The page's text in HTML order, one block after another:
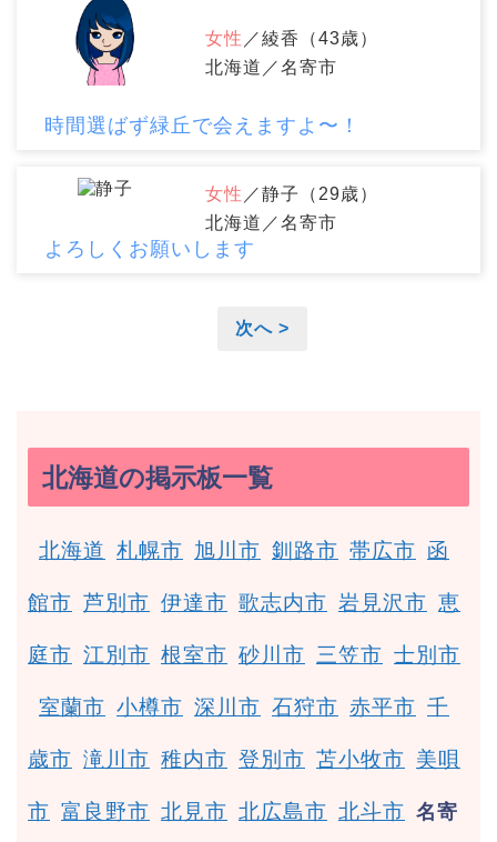
女性 ／綾香（43歳）
北海道／名寄市
時間選ばず緑丘で会えますよ〜！
女性 ／静子（29歳）
北海道／名寄市
よろしくお願いします
次へ >
北海道の掲示板一覧
北海道 札幌市 旭川市 釧路市 帯広市 函
館市 芦別市 伊達市 歌志内市 岩見沢市 恵
庭市 江別市 根室市 砂川市 三笠市 士別市
室蘭市 小樽市 深川市 石狩市 赤平市 千
歳市 滝川市 稚内市 登別市 苫小牧市 美唄
市 富良野市 北見市 北広島市 北斗市 名寄